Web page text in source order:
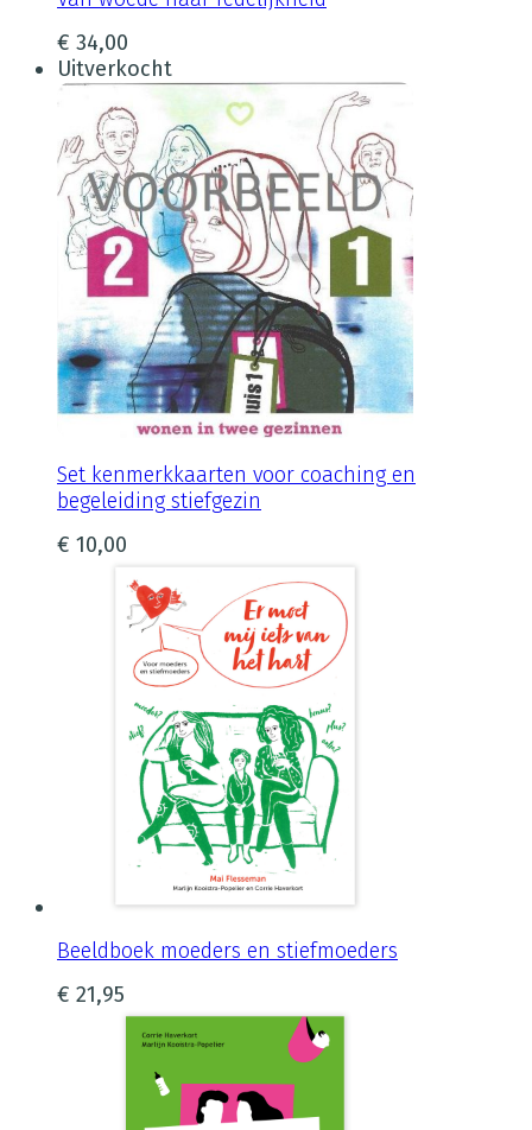
€ 34,00
Uitverkocht
Set kenmerkkaarten voor coaching en
begeleiding stiefgezin
€ 10,00
Beeldboek moeders en stiefmoeders
€ 21,95